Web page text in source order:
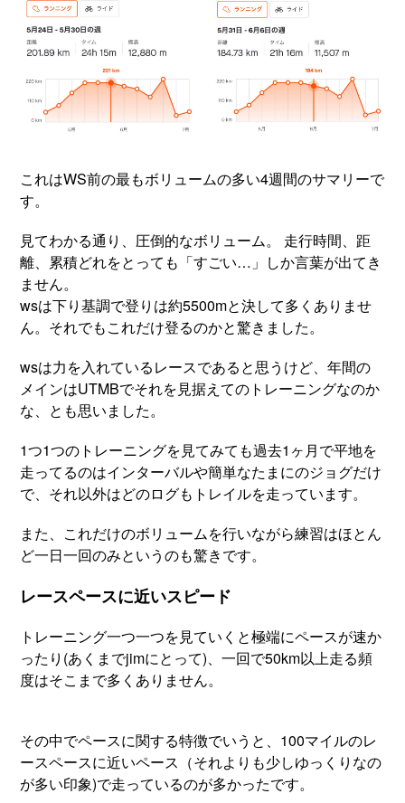
これはWS前の最もボリュームの多い4週間のサマリーで
す。
見てわかる通り、圧倒的なボリューム。 走行時間、距
離、累積どれをとっても「すごい…」しか言葉が出てき
ません。
wsは下り基調で登りは約5500mと決して多くありませ
ん。それでもこれだけ登るのかと驚きました。
wsは力を入れているレースであると思うけど、年間の
メインはUTMBでそれを見据えてのトレーニングなのか
な、とも思いました。
1つ1つのトレーニングを見てみても過去1ヶ月で平地を
走ってるのはインターバルや簡単なたまにのジョグだけ
で、それ以外はどのログもトレイルを走っています。
また、これだけのボリュームを行いながら練習はほとん
ど一日一回のみというのも驚きです。
レースペースに近いスピード
トレーニング一つ一つを見ていくと極端にペースが速か
ったり(あくまでjimにとって)、一回で50km以上走る頻
度はそこまで多くありません。
その中でペースに関する特徴でいうと、100マイルのレ
ースペースに近いペース（それよりも少しゆっくりなの
が多い印象)で走っているのが多かったです。